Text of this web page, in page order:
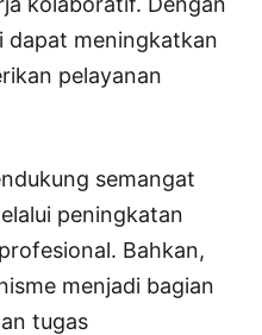
dapat meningkatkan
pelayanan
semangat
peningkatan
Bahkan,
menjadi bagian
tugas